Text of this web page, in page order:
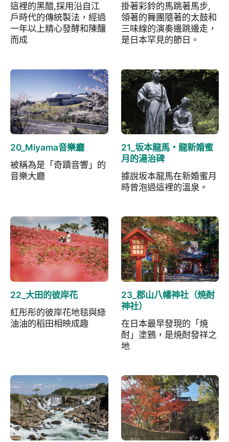
這裡的黑醋,採用沿自江
戶時代的傳統製法，經過
一年以上精心發酵和陳釀
而成
掛著彩鈴的馬跳著馬步,
領著的舞團隨著的太鼓和
三味線的演奏邊跳邊走，
是日本罕見的節日。
20_Miyama音樂廳
被稱為是「奇蹟音響」的
音樂大廳
21_坂本龍馬・龍新婚蜜
月的湯治碑
據說坂本龍馬在新婚蜜月
時曾泡過這裡的溫泉。
22_大田的彼岸花
紅彤彤的彼岸花地毯與綠
油油的稻田相映成趣
23_郡山八幡神社（焼酎
神社）
在日本最早發現的「焼
酎」塗鴉，是焼酎發祥之
地